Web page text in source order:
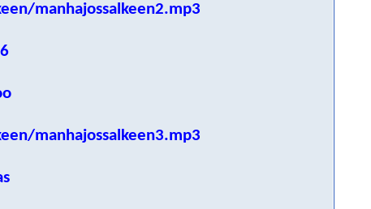
manhajossalkeen2.mp3
manhajossalkeen3.mp3